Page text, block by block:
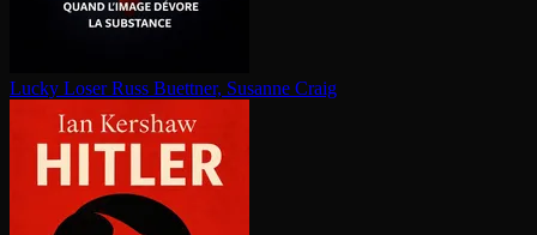
Lucky Loser Russ Buettner, Susanne Craig